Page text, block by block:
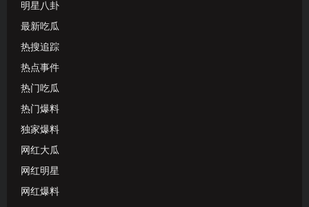
明星八卦
最新吃瓜
热搜追踪
热点事件
热门吃瓜
热门爆料
独家爆料
网红大瓜
网红明星
网红爆料